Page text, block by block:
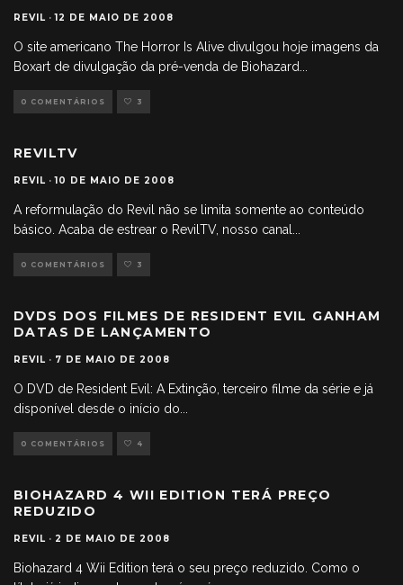
REVIL · 12 DE MAIO DE 2008
O site americano The Horror Is Alive divulgou hoje imagens da
Boxart de divulgação da pré-venda de Biohazard
0 COMENTÁRIOS 3
REVILTV
REVIL · 10 DE MAIO DE 2008
A reformulação do Revil não se limita somente ao conteúdo
básico. Acaba de estrear o RevilTV, nosso canal
0 COMENTÁRIOS 3
DVDS DOS FILMES DE RESIDENT EVIL GANHAM
DATAS DE LANÇAMENTO
REVIL · 7 DE MAIO DE 2008
O DVD de Resident Evil: A Extinção, terceiro filme da série e já
disponível desde o início do
0 COMENTÁRIOS 4
BIOHAZARD 4 WII EDITION TERÁ PREÇO
REDUZIDO
REVIL · 2 DE MAIO DE 2008
Biohazard 4 Wii Edition terá o seu preço reduzido. Como o